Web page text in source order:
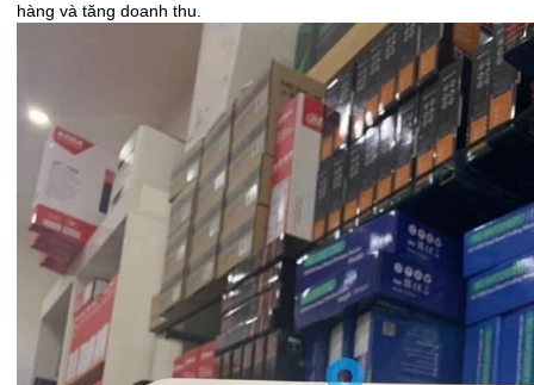
hàng và tăng doanh thu.